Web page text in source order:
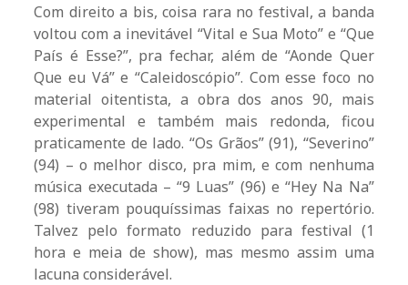
Com direito a bis, coisa rara no festival, a banda
voltou com a inevitável “Vital e Sua Moto” e “Que
País é Esse?”, pra fechar, além de “Aonde Quer
Que eu Vá” e “Caleidoscópio”. Com esse foco no
material oitentista, a obra dos anos 90, mais
experimental e também mais redonda, ficou
praticamente de lado. “Os Grãos” (91), “Severino”
(94) – o melhor disco, pra mim, e com nenhuma
música executada – “9 Luas” (96) e “Hey Na Na”
(98) tiveram pouquíssimas faixas no repertório.
Talvez pelo formato reduzido para festival (1
hora e meia de show), mas mesmo assim uma
lacuna considerável.